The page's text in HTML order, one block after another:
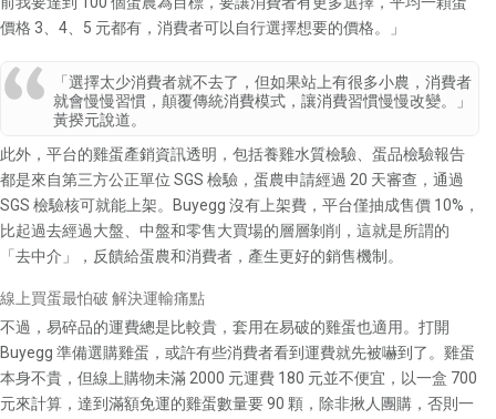
價格 3、4、5 元都有，消費者可以自行選擇想要的價格。」
「選擇太少消費者就不去了，但如果站上有很多小農，消費者
就會慢慢習慣，顛覆傳統消費模式，讓消費習慣慢慢改變。」
黃揆元說道。
此外，平台的雞蛋產銷資訊透明，包括養雞水質檢驗、蛋品檢驗報告
都是來自第三方公正單位 SGS 檢驗，蛋農申請經過 20 天審查，通過
SGS 檢驗核可就能上架。Buyegg 沒有上架費，平台僅抽成售價 10%，
比起過去經過大盤、中盤和零售大買場的層層剝削，這就是所謂的
「去中介」，反饋給蛋農和消費者，產生更好的銷售機制。
線上買蛋最怕破 解決運輸痛點
不過，易碎品的運費總是比較貴，套用在易破的雞蛋也適用。打開
Buyegg 準備選購雞蛋，或許有些消費者看到運費就先被嚇到了。雞蛋
本身不貴，但線上購物未滿 2000 元運費 180 元並不便宜，以一盒 700
元來計算，達到滿額免運的雞蛋數量要 90 顆，除非揪人團購，否則一